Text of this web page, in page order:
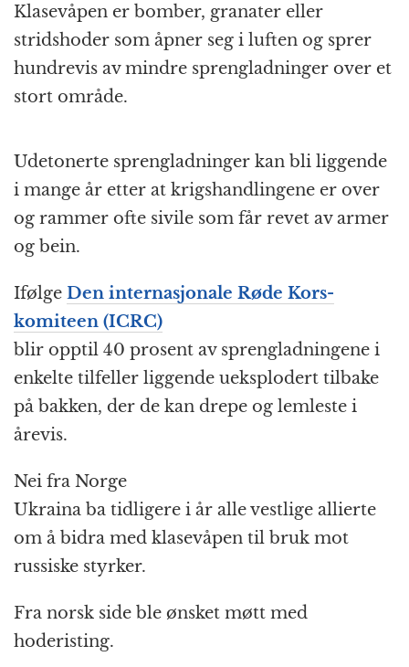
Klasevåpen er bomber, granater eller
stridshoder som åpner seg i luften og sprer
hundrevis av mindre sprengladninger over et
stort område.
Udetonerte sprengladninger kan bli liggende
i mange år etter at krigshandlingene er over
og rammer ofte sivile som får revet av armer
og bein.
Ifølge Den internasjonale Røde Kors-
komiteen (ICRC)
blir opptil 40 prosent av sprengladningene i
enkelte tilfeller liggende ueksplodert tilbake
på bakken, der de kan drepe og lemleste i
årevis.
Nei fra Norge
Ukraina ba tidligere i år alle vestlige allierte
om å bidra med klasevåpen til bruk mot
russiske styrker.
Fra norsk side ble ønsket møtt med
hoderisting.